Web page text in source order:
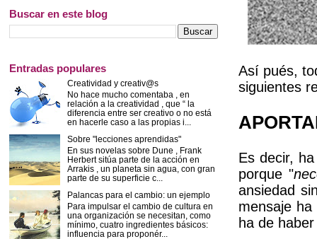
Así pués,
siguientes
Es decir,
porque "
ansiedad
mensaje
ha de
Buscar en este blog
Entradas populares
Creatividad y creativ@s
No hace mucho comentaba , en
relación a la creatividad , que “ la
diferencia entre ser creativo o no está
en hacerle caso a las propias i...
Sobre "lecciones aprendidas"
En sus novelas sobre Dune , Frank
Herbert sitúa parte de la acción en
Arrakis , un planeta sin agua, con gran
parte de su superficie c...
Palancas para el cambio: un ejemplo
Para impulsar el cambio de cultura en
una organización se necesitan, como
mínimo, cuatro ingredientes básicos:
influencia para proponér...